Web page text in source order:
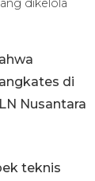
dikelola
di
Nusantara
teknis